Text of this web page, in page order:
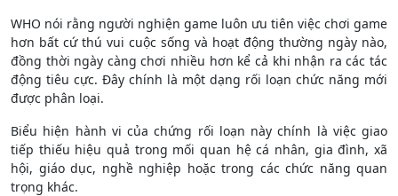
WHO nói rằng người nghiện game luôn ưu tiên việc chơi game
hơn bất cứ thú vui cuộc sống và hoạt động thường ngày nào,
đồng thời ngày càng chơi nhiều hơn kể cả khi nhận ra các tác
động tiêu cực. Đây chính là một dạng rối loạn chức năng mới
được phân loại.
Biểu hiện hành vi của chứng rối loạn này chính là việc giao
tiếp thiếu hiệu quả trong mối quan hệ cá nhân, gia đình, xã
hội, giáo dục, nghề nghiệp hoặc trong các chức năng quan
trọng khác.